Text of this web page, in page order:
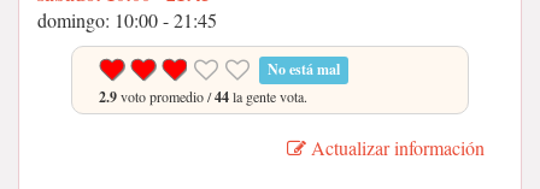
domingo: 10:00 - 21:45
No está mal
2.9voto promedio /44la gente vota.
Actualizar información